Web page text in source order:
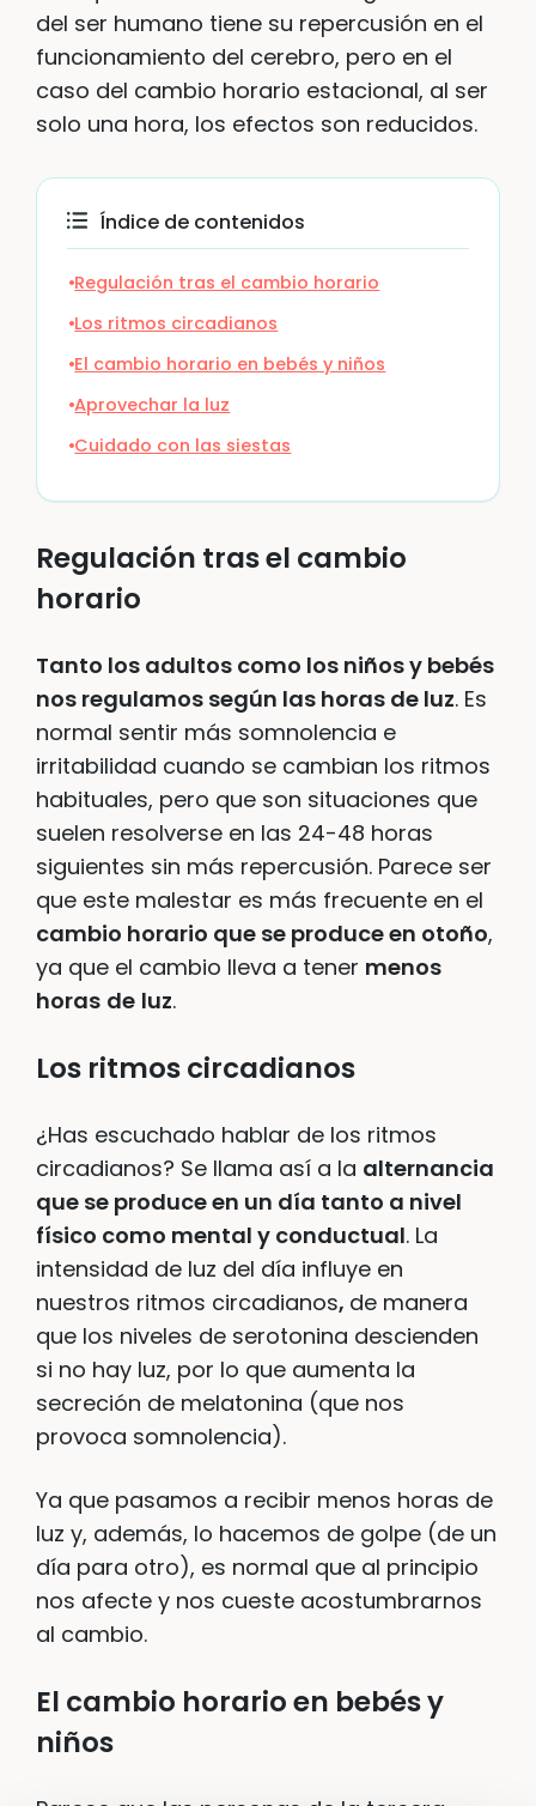
del ser humano tiene su repercusión en el
funcionamiento del cerebro, pero en el
caso del cambio horario estacional, al ser
solo una hora, los efectos son reducidos.
Índice de contenidos
Regulación tras el cambio horario
Los ritmos circadianos
El cambio horario en bebés y niños
Aprovechar la luz
Cuidado con las siestas
Regulación tras el cambio
horario
Tanto los adultos como los niños y bebés
nos regulamos según las horas de luz. Es
normal sentir más somnolencia e
irritabilidad cuando se cambian los ritmos
habituales, pero que son situaciones que
suelen resolverse en las 24-48 horas
siguientes sin más repercusión. Parece ser
que este malestar es más frecuente en el
cambio horario que se produce en otoño,
ya que el cambio lleva a tener menos
horas de luz.
Los ritmos circadianos
¿Has escuchado hablar de los ritmos
circadianos? Se llama así a la alternancia
que se produce en un día tanto a nivel
físico como mental y conductual. La
intensidad de luz del día influye en
nuestros ritmos circadianos, de manera
que los niveles de serotonina descienden
si no hay luz, por lo que aumenta la
secreción de melatonina (que nos
provoca somnolencia).
Ya que pasamos a recibir menos horas de
luz y, además, lo hacemos de golpe (de un
día para otro), es normal que al principio
nos afecte y nos cueste acostumbrarnos
al cambio.
El cambio horario en bebés y
niños